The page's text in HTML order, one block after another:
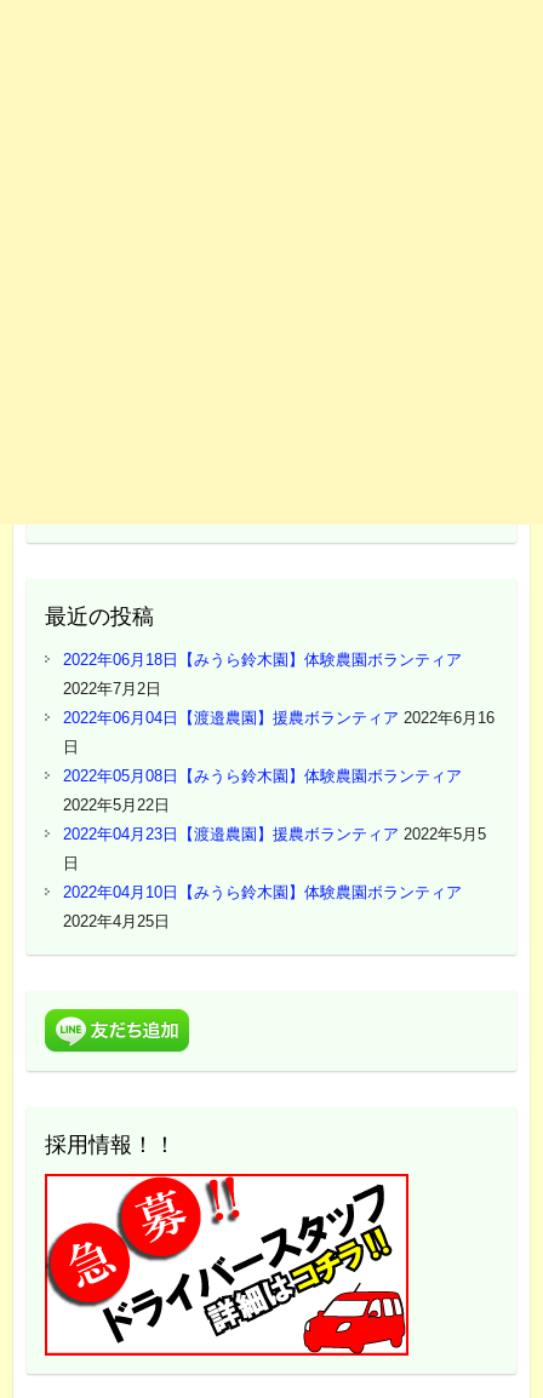
最近の投稿
2022年06月18日【みうら鈴木園】体験農園ボランティア
2022年7月2日
2022年06月04日【渡邉農園】援農ボランティア 2022年6月16
日
2022年05月08日【みうら鈴木園】体験農園ボランティア
2022年5月22日
2022年04月23日【渡邉農園】援農ボランティア 2022年5月5
日
2022年04月10日【みうら鈴木園】体験農園ボランティア
2022年4月25日
採用情報！！